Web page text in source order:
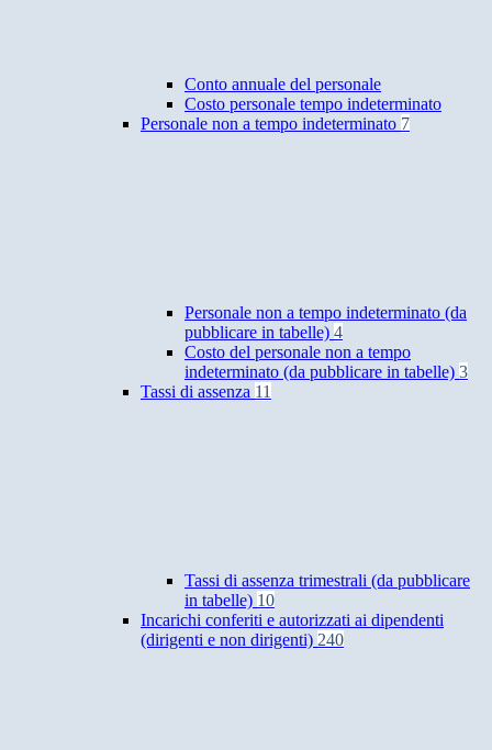
Conto annuale del personale
Costo personale tempo indeterminato
Personale non a tempo indeterminato 7
Personale non a tempo indeterminato (da
pubblicare in tabelle) 4
Costo del personale non a tempo
indeterminato (da pubblicare in tabelle) 3
Tassi di assenza 11
Tassi di assenza trimestrali (da pubblicare
in tabelle) 10
Incarichi conferiti e autorizzati ai dipendenti
(dirigenti e non dirigenti) 240